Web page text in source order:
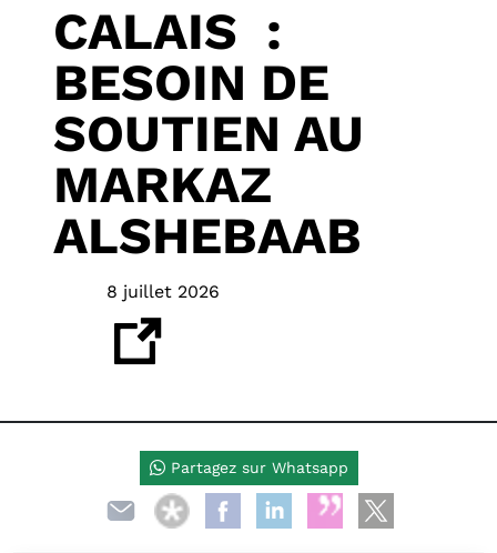
CALAIS :
BESOIN DE
SOUTIEN AU
MARKAZ
ALSHEBAAB
8 juillet 2026
Partagez sur Whatsapp